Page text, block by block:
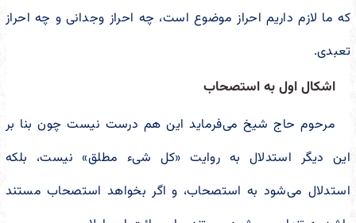
که ما لازم داریم احراز موضوع است، چه احراز وجدانی و چه احراز
تعبدی.
اشکال اول به استصحاب
مرحوم حاج شیخ می‌فرماید این هم درست نیست چون بنا بر
این دیگر استدلال به روایت «کل شیء مطلق» نیست، بلکه
استدلال می‌شود به استصحاب، و اگر بخواهد استصحاب مستند